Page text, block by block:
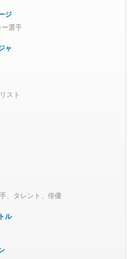
ジ
ー選手
ャ
スト
、タレント、俳優
ル